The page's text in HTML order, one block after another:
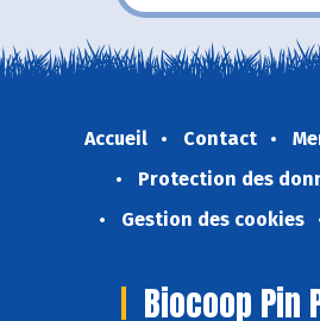
Accueil Contact
Protection des
Gestion des cookies
Biocoop Pin